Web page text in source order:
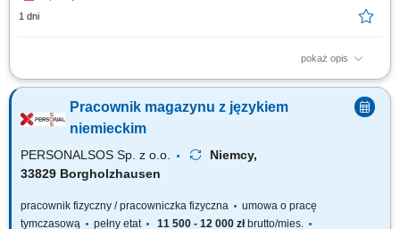
1 dni
pokaż opis
Zadania: Przepakowywanie towarów zgodnie z obowiązującymi
zamówień magazynowych; Kontrola jakości pakowanych produktów;
Utrzymywanie porządku i czystości na stanowisku pracy; Wykonywanie
Pracownik magazynu z językiem
niemieckim
PERSONALSOS Sp. z o.o.
Niemcy,
33829 Borgholzhausen
pracownik fizyczny / pracowniczka fizyczna
umowa o pracę
tymczasową
pełny etat 11 500 - 12 000 złbrutto/mies.